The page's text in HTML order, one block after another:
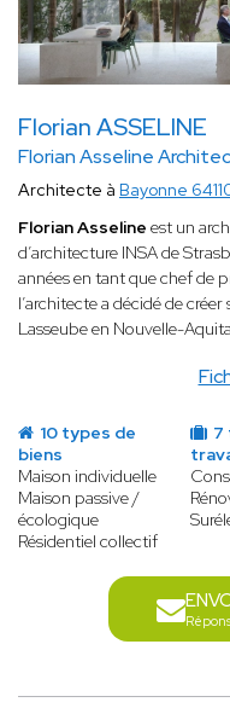
Florian ASSELINE
Florian Asseline
Architecte à Bayonne
Florian Asseline est un
d’architecture INSA de
années en tant que chef de
l’architecte a décidé de
Lasseube en Nouvelle-
10 types de
biens
Maison individuelle
Maison passive /
écologique
Résidentiel collectif
7